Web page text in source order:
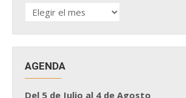
HISTÓRICO
DE
AGENDA
Del 5 de Julio al 4 de Agosto